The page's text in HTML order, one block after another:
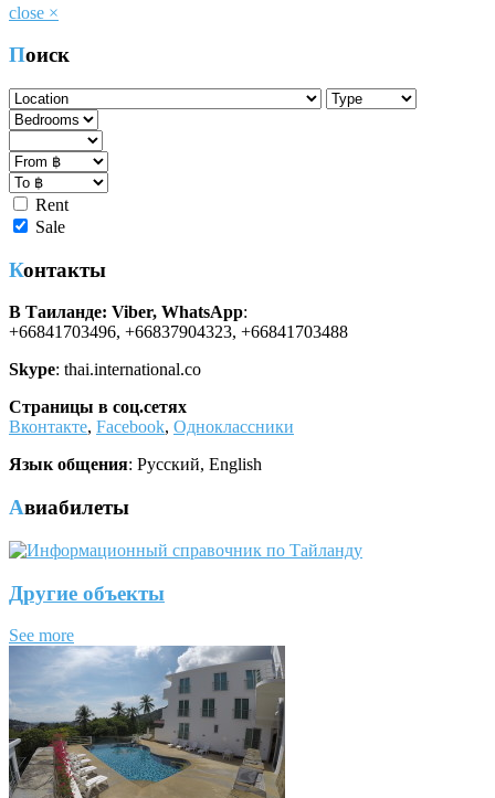
close ×
Поиск
Rent
Sale
Контакты
В Таиланде: Viber, WhatsApp:
+66841703496, +66837904323, +66841703488
Skype: thai.international.co
Страницы в соц.сетях
Вконтакте, Facebook, Одноклассники
Язык общения: Русский, English
Авиабилеты
Другие объекты
See more